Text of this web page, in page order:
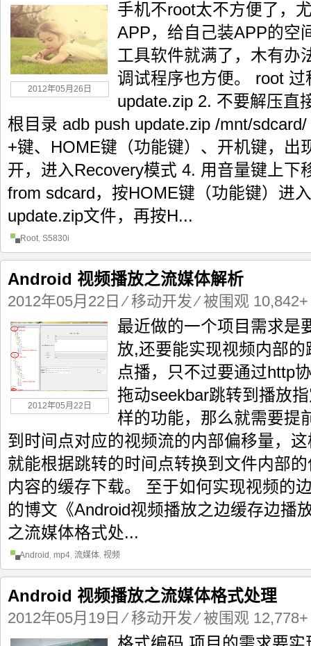
2012年05月26日
手机不root太不方便了，
APP，给自己装APP的空
工具软件就满了，木有办
调试程序也方便。 root
update.zip 2. 不要解压直
根目录 adb push update.zip /mnt/
+键、HOME键（功能键）、开机键，出
开，进入Recovery模式 4. 用音量键上下
from sdcard，按HOME键（功能键）进
update.zip文件，再按H...
Root, S5830i
Android 视频播放之流媒体解析
2012年05月22日 ⁄移动开发⁄ 被围观 10,842+
2012年05月22日
最近做的一个项目需求是
放,还要能实现视频内部
点播，只不过要通过http
拖动seekbar跳转到播放
样的功能，那么就需要提
到时间点对应的视频流的内部偏移量，
就能根据跳转的时间点转换到文件内部
内容的缓存下载。 至于如何实现视频的
的博文《Android视频播放之边缓存边播
之流媒体格式处...
Android , mp4, 流媒体, 视频
Android 视频播放之流媒体格式处理
2012年05月19日 ⁄移动开发⁄ 被围观 12,778+